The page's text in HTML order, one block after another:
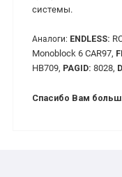
системы.
Аналоги: ENDLESS:
Monoblock 6 CAR97,
HB709, PAGID: 8028,
Спасибо Вам